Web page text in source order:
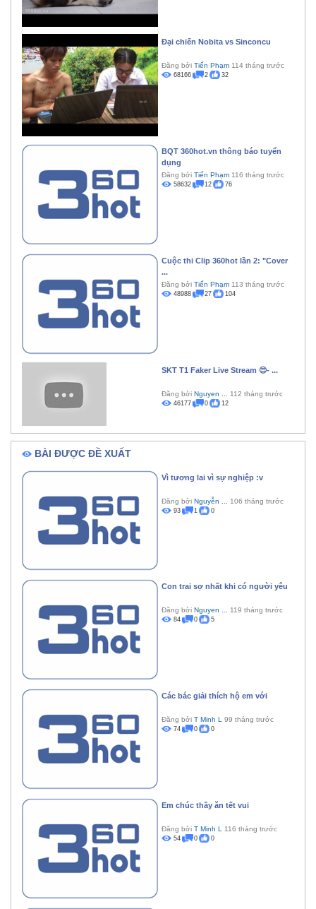
Đại chiến Nobita vs Sinconcu
Đăng bởi Tiến Phạm 114 tháng trước
68166 2 32
BQT 360hot.vn thông báo tuyển
dụng
Đăng bởi Tiến Phạm 116 tháng trước
58632 12 76
Cuộc thi Clip 360hot lần 2: "Cover
...
Đăng bởi Tiến Phạm 113 tháng trước
48988 27 104
SKT T1 Faker Live Stream 😍- ...
Đăng bởi Nguyen ... 112 tháng trước
46177 0 12
BÀI ĐƯỢC ĐỀ XUẤT
Vì tương lai vì sự nghiệp :v
Đăng bởi Nguyễn ... 106 tháng trước
93 1 0
Con trai sợ nhất khi có người yêu
Đăng bởi Nguyen ... 119 tháng trước
84 0 5
Các bác giải thích hộ em với
Đăng bởi T Minh L 99 tháng trước
74 0 0
Em chúc thầy ăn tết vui
Đăng bởi T Minh L 116 tháng trước
54 0 0